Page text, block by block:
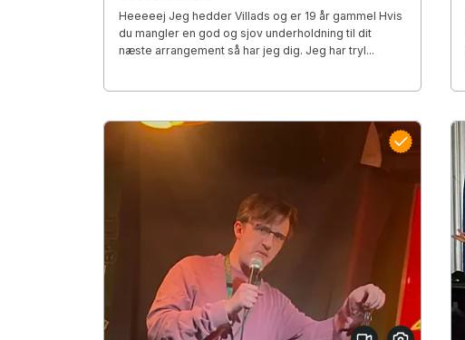
Heeeeej Jeg hedder Villads og er 19 år gammel Hvis
du mangler en god og sjov underholdning til dit
næste arrangement så har jeg dig. Jeg har tryl...